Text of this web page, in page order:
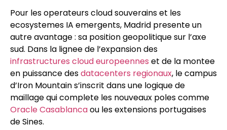
Pour les operateurs cloud souverains et les
ecosystemes IA emergents, Madrid presente un
autre avantage : sa position geopolitique sur l’axe
sud. Dans la lignee de l’expansion des
infrastructures cloud europeennes et de la montee
en puissance desdatacenters regionaux, le campus
d’Iron Mountain s’inscrit dans une logique de
maillage qui complete les nouveaux poles comme
Oracle Casablancaou les extensions portugaises
de Sines.